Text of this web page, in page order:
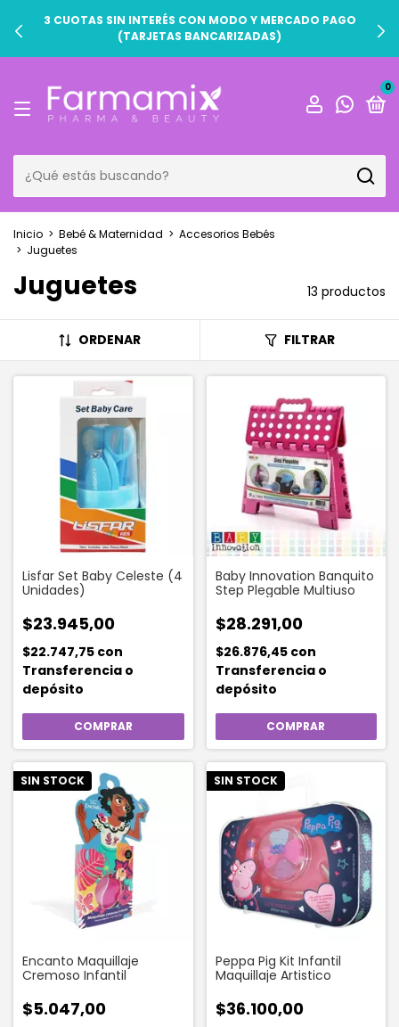
3 CUOTAS SIN INTERÉS CON MODO Y MERCADO PAGO
(TARJETAS BANCARIZADAS)
0
Inicio > Bebé & Maternidad > Accesorios Bebés
> Juguetes
Juguetes 13 productos
ORDENAR FILTRAR
Lisfar Set Baby Celeste (4
Unidades)
$23.945,00
$22.747,75 con
Transferencia o
depósito
Baby Innovation Banquito
Step Plegable Multiuso
$28.291,00
$26.876,45 con
Transferencia o
depósito
SIN STOCK
Encanto Maquillaje
Cremoso Infantil
$5.047,00
SIN STOCK
Peppa Pig Kit Infantil
Maquillaje Artistico
$36.100,00